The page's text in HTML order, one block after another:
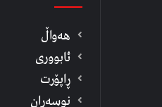
هەواڵ
ئابووری
ڕاپۆرت
نوسەران